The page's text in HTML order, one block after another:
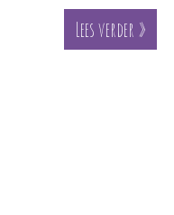
Lees verder »